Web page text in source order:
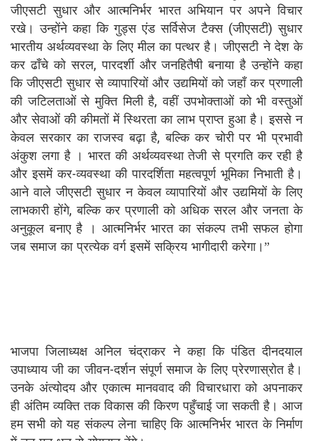
जीएसटी सुधार और आत्मनिर्भर भारत अभियान पर अपने विचार
रखे। उन्होंने कहा कि गुड्स एंड सर्विसेज टैक्स (जीएसटी) सुधार
भारतीय अर्थव्यवस्था के लिए मील का पत्थर है। जीएसटी ने देश के
कर ढाँचे को सरल, पारदर्शी और जनहितैषी बनाया है उन्होंने कहा
कि जीएसटी सुधार से व्यापारियों और उद्यमियों को जहाँ कर प्रणाली
की जटिलताओं से मुक्ति मिली है, वहीं उपभोक्ताओं को भी वस्तुओं
और सेवाओं की कीमतों में स्थिरता का लाभ प्राप्त हुआ है। इससे न
केवल सरकार का राजस्व बढ़ा है, बल्कि कर चोरी पर भी प्रभावी
अंकुश लगा है । भारत की अर्थव्यवस्था तेजी से प्रगति कर रही है
और इसमें कर-व्यवस्था की पारदर्शिता महत्वपूर्ण भूमिका निभाती है।
आने वाले जीएसटी सुधार न केवल व्यापारियों और उद्यमियों के लिए
लाभकारी होंगे, बल्कि कर प्रणाली को अधिक सरल और जनता के
अनुकूल बनाए है । आत्मनिर्भर भारत का संकल्प तभी सफल होगा
जब समाज का प्रत्येक वर्ग इसमें सक्रिय भागीदारी करेगा।”
भाजपा जिलाध्यक्ष अनिल चंद्राकर ने कहा कि पंडित दीनदयाल
उपाध्याय जी का जीवन-दर्शन संपूर्ण समाज के लिए प्रेरणास्रोत है।
उनके अंत्योदय और एकात्म मानववाद की विचारधारा को अपनाकर
ही अंतिम व्यक्ति तक विकास की किरण पहुँचाई जा सकती है। आज
हम सभी को यह संकल्प लेना चाहिए कि आत्मनिर्भर भारत के निर्माण